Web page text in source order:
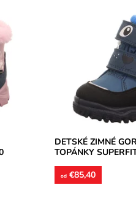
s
dva
Nepremokavé
membránou
suché zipsy. Zvršok
Dostupnosť:
Značka:
Superfit
Záruka:
DETSKÉ ZIMNÉ
TOPÁNKY
od €85,40